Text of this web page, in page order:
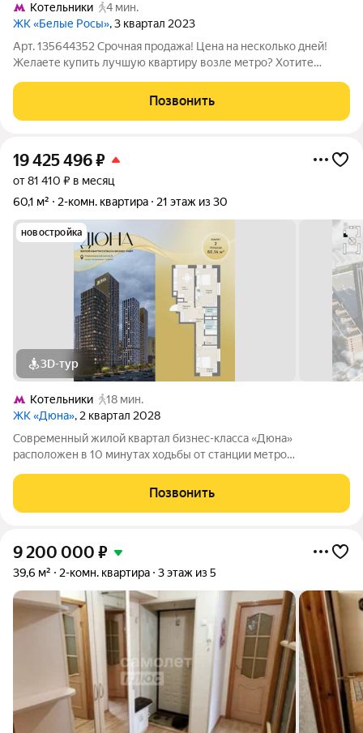
Котельники
4 мин.
ЖК «Белые Росы», 3 квартал 2023
Арт. 135644352 Срочная продажа! Цена на несколько дней!
Желаете купить лучшую квартиру возле метро? Хотите
2 минутах от метро пешком
Позвонить
19 425 496₽
от 81 410 ₽ в месяц
60,1 м²
2-комн. квартира 21 этаж из 30
новостройка
3D-тур
Котельники
18 мин.
ЖК «Дюна», 2 квартал 2028
Современный жилой квартал бизнес-класса «Дюна»
расположен в 10 минутах ходьбы от станции метро
Дзержинского шоссе. Квартал находится в районе с развитой
инфраструктурой: в непосредственной
Позвонить
9 200 000 ₽
39,6 м² 2-комн. квартира 3 этаж из 5